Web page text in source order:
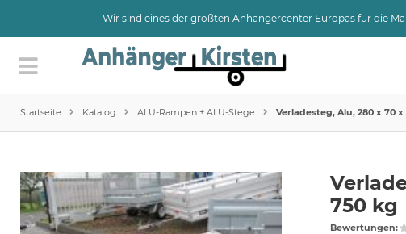
Wir sind eines der größten Anhängercenter Europas für die
Startseite Katalog ALU-Rampen + ALU-Stege Verladesteg, Alu, 280 x 70
750 kg
Bewertungen: